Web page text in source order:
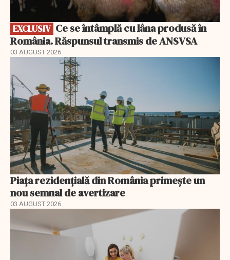
EXCLUSIV
România. Răspunsul transmis de ANSVSA
03 AUGUST 2026
Piața rezidențială din România primește un
nou semnal de avertizare
03 AUGUST 2026